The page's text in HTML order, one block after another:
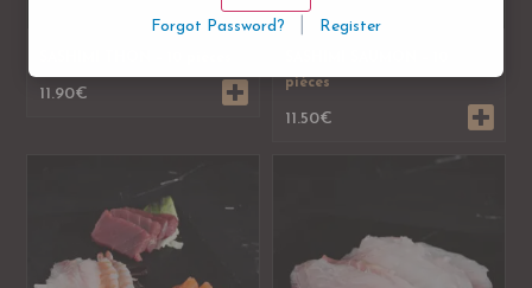
11.90€
pièces
11.50€
Forgot Password? Register